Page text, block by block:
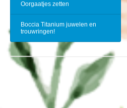
Oorgaatjes zetten
Boccia Titanium juwelen en
trouwringen!